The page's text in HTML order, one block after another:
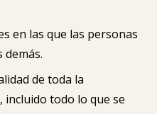
en las que las personas
demás.
de toda la
todo lo que se